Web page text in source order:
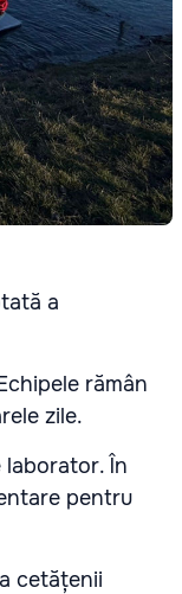
a
rămân
zile.
laborator. În
pentru
cetățenii